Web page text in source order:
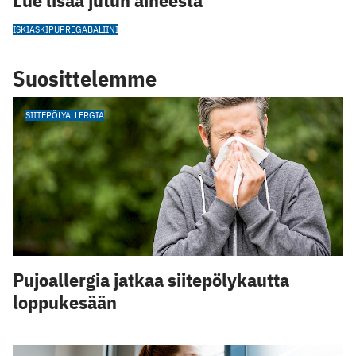
ISKIASKIPUPREGABALIINI
Suosittelemme
SIITEPÖLYALLERGIA
Pujoallergia jatkaa siitepölykautta
loppukesään